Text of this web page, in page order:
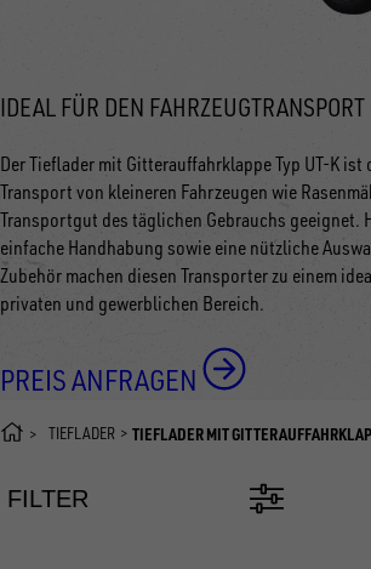
IDEAL FÜR DEN FAHRZEUGTRANSPORT
Der Tieflader mit Gitterauffahrklappe Typ UT-K
Transport von kleineren Fahrzeugen wie
Transportgut des täglichen Gebrauchs geeignet.
einfache Handhabung sowie eine nützliche
Zubehör machen diesen Transporter zu einem
privaten und gewerblichen Bereich.
PREIS ANFRAGEN
TIEFLADER TIEFLADER MIT
FILTER